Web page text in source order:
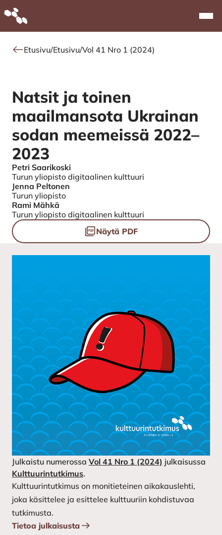
Alkuun
Etusivu/Etusivu/Vol 41 Nro 1 (2024)
Natsit ja toinen
maailmansota ­Ukrainan
sodan meemeissä 2022–
2023
Authors
Petri Saarikoski
Turun yliopisto digitaalinen kulttuuri
Jenna Peltonen
Turun yliopisto
Rami Mähkä
Turun yliopisto digitaalinen kulttuuri
Tiedostot
Näytä PDF
Julkaistu numerossa Vol 41 Nro 1 (2024) julkaisussa
Kulttuurintutkimus.
Kulttuurintutkimus on monitieteinen aikakauslehti,
joka käsittelee ja esittelee kulttuuriin kohdistuvaa
tutkimusta.
Tietoa julkaisusta